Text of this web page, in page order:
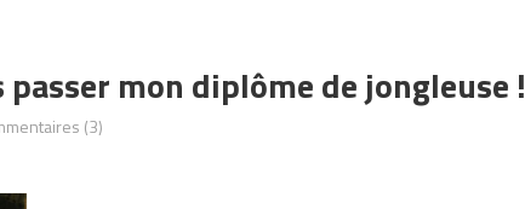
passer mon diplôme de jongleuse !
(3)